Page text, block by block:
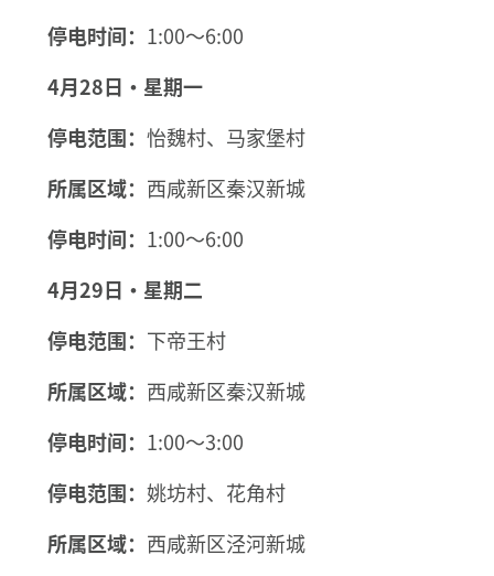
停电时间： 1:00～6:00
4月28日·星期一
停电范围： 怡魏村、马家堡村
所属区域： 西咸新区秦汉新城
停电时间： 1:00～6:00
4月29日·星期二
停电范围： 下帝王村
所属区域： 西咸新区秦汉新城
停电时间： 1:00～3:00
停电范围： 姚坊村、花角村
所属区域： 西咸新区泾河新城